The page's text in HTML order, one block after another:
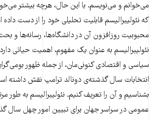
می‌خوانم و می‌نویسم. با این حال، هرچه بیشتر
که نئولیبرالیسم قابلیت تحلیلی خود را از دست
محبوبیت روزافزون آن در دانشگاه‌ها، رسانه‌ها و
نئولیبرالیسم به عنوان یک مفهوم، اهمیت حیاتی
سیاسی و اقتصادی کنونی‌مان، از جمله ظهور
انتخابات سال گذشته‌ی دونالد ترامپ نقش داشته
بشناسیم و آن را تعریف کنیم. نئولیبرالیسم به
عمومی در سراسر جهان برای تبیین امور چهل سال